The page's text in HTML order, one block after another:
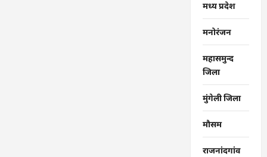
मध्य प्रदेश
मनोरंजन
महासमुन्द
जिला
मुंगेली जिला
मौसम
राजनांदगांव